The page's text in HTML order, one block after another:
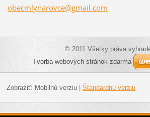
obecmlynarovce@gmail.com
© 2011 Všetky práva
Tvorba webových stránok zdarma
Zobraziť: Mobilnú verziu| Štandardnú verziu